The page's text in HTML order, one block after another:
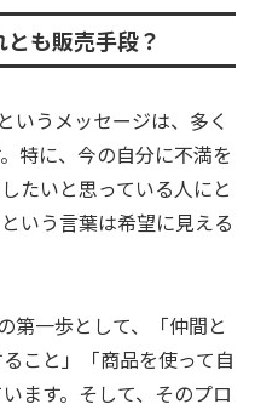
も販売手段？
いうメッセージは、多く
特に、今の自分に不満を
たいと思っている人にと
いう言葉は希望に見える
第一歩として、「仲間と
こと」「商品を使って自
ます。そして、そのプロ